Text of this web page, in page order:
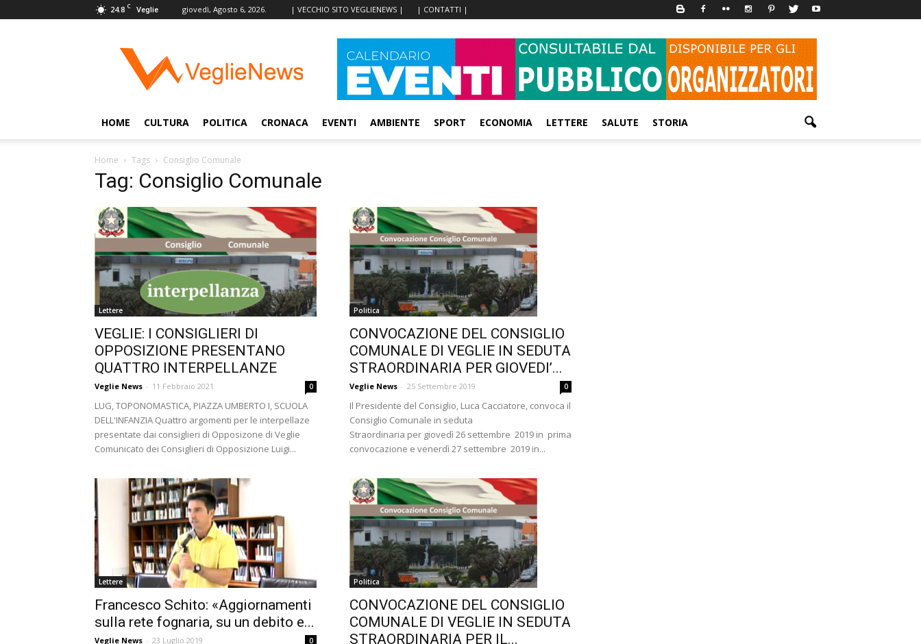
24.8 C Veglie giovedì, Agosto 6, 2026. | VECCHIO SITO VEGLIENEWS | | CONTATTI |
VeglieNews
Veglie
nel
HOME
CULTURA POLITICA CRONACA EVENTI AMBIENTE SPORT ECONOMIA LETTERE SALUTE STORIA
Home Tags Consiglio Comunale
Tag: Consiglio Comunale
Lettere
VEGLIE: I CONSIGLIERI DI
OPPOSIZIONE PRESENTANO
QUATTRO INTERPELLANZE
Veglie News - 11 Febbraio 2021 0
LUG, TOPONOMASTICA, PIAZZA UMBERTO I, SCUOLA
DELL'INFANZIA Quattro argomenti per le interpellaze
presentate dai consiglieri di Opposizone di Veglie
Comunicato dei Consiglieri di Opposizione Luigi...
Politica
CONVOCAZIONE DEL CONSIGLIO
COMUNALE DI VEGLIE IN SEDUTA
STRAORDINARIA PER GIOVEDI’...
Veglie News - 25 Settembre 2019 0
Il Presidente del Consiglio, Luca Cacciatore, convoca il
Consiglio Comunale in seduta
Straordinaria per giovedì 26 settembre 2019 in prima
convocazione e venerdì 27 settembre 2019 in...
Lettere
Francesco Schito: «Aggiornamenti
sulla rete fognaria, su un debito e...
Veglie News - 23 Luglio 2019 0
Politica
CONVOCAZIONE DEL CONSIGLIO
COMUNALE DI VEGLIE IN SEDUTA
STRAORDINARIA PER IL...